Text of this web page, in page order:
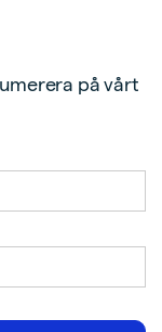
på vårt